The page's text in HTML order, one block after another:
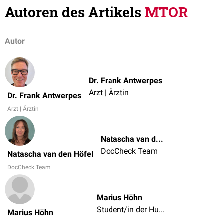
Autoren des ArtikelsMTOR
Autor
Dr. Frank Antwerpes
Arzt | Ärztin
Dr. Frank Antwerpes
Arzt | Ärztin
Natascha van den Höfel
DocCheck Team
Natascha van den Höfel
DocCheck Team
Marius Höhn
Marius Höhn
Student/in der Humanmedizin